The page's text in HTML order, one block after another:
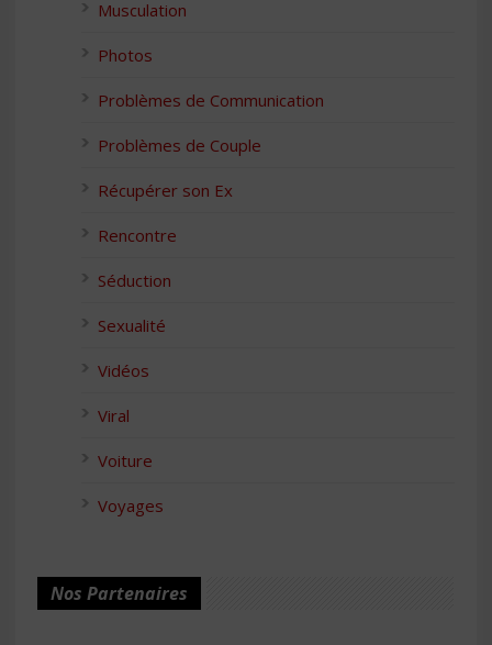
Musculation
Photos
Problèmes de Communication
Problèmes de Couple
Récupérer son Ex
Rencontre
Séduction
Sexualité
Vidéos
Viral
Voiture
Voyages
Nos Partenaires